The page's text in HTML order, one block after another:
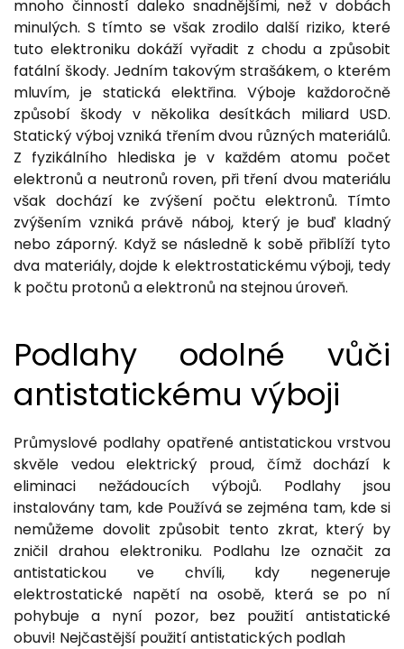
mnoho činností daleko snadnějšími, než v dobách
minulých. S tímto se však zrodilo další riziko, které
tuto elektroniku dokáží vyřadit z chodu a způsobit
fatální škody. Jedním takovým strašákem, o kterém
mluvím, je statická elektřina. Výboje každoročně
způsobí škody v několika desítkách miliard USD.
Statický výboj vzniká třením dvou různých materiálů.
Z fyzikálního hlediska je v každém atomu počet
elektronů a neutronů roven, při tření dvou materiálu
však dochází ke zvýšení počtu elektronů. Tímto
zvýšením vzniká právě náboj, který je buď kladný
nebo záporný. Když se následně k sobě přiblíží tyto
dva materiály, dojde k elektrostatickému výboji, tedy
k počtu protonů a elektronů na stejnou úroveň.
Podlahy odolné vůči
antistatickému výboji
Průmyslové podlahy opatřené antistatickou vrstvou
skvěle vedou elektrický proud, čímž dochází k
eliminaci nežádoucích výbojů. Podlahy jsou
instalovány tam, kde Používá se zejména tam, kde si
nemůžeme dovolit způsobit tento zkrat, který by
zničil drahou elektroniku. Podlahu lze označit za
antistatickou ve chvíli, kdy negeneruje
elektrostatické napětí na osobě, která se po ní
pohybuje a nyní pozor, bez použití antistatické
obuvi! Nejčastější použití antistatických podlah